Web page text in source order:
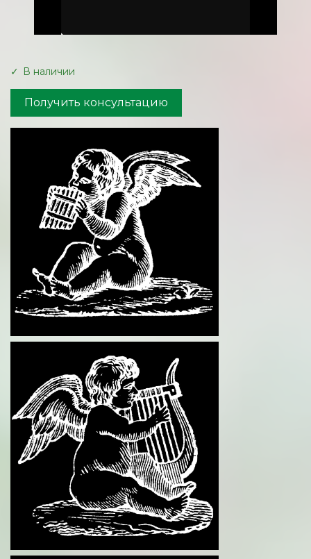
В наличии
Получить консультацию